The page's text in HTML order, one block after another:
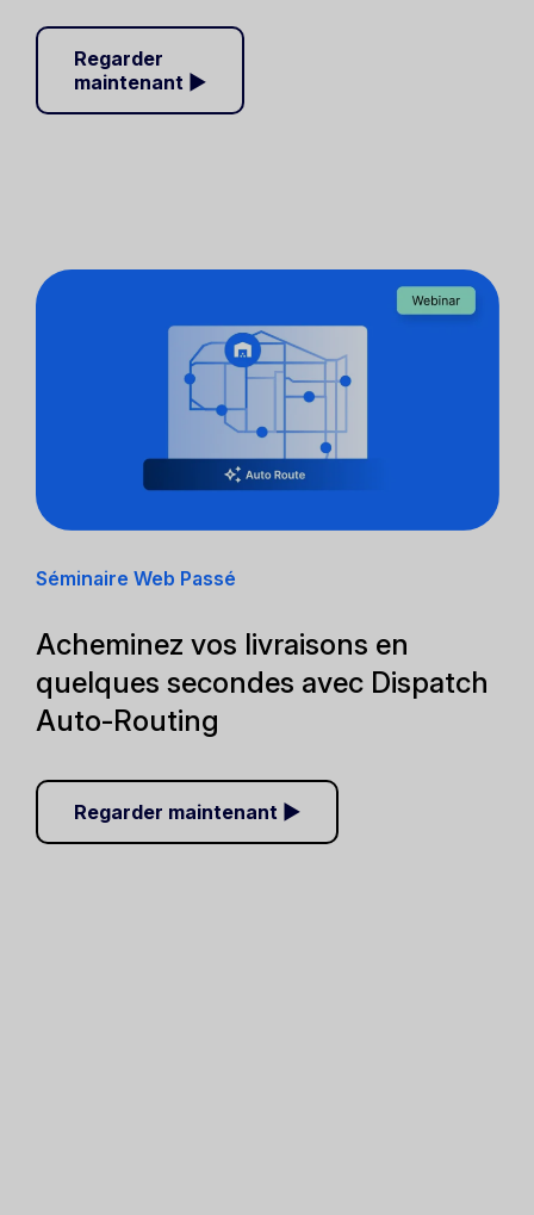
Regarder
maintenant ▶
Séminaire Web Passé
Acheminez vos livraisons en
quelques secondes avec Dispatch
Auto-Routing
Regarder maintenant ▶